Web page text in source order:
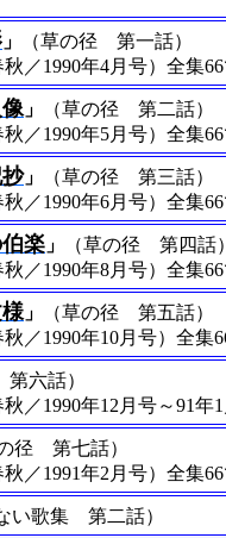
」
（草の径 第一話）
／1990年4月号）全集
」
（草の径 第二話）
／1990年5月号）全集
」
（草の径 第三話）
／1990年6月号）全集
楽 」
（草の径 第四話
／1990年8月号）全集
」
（草の径 第五話）
／1990年10月号）全集
六話）
／1990年12月号～91年
の径 第七話）
／1991年2月号）全集
い歌集 第二話）